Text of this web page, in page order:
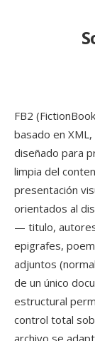
FB2
basado en
diseñado para
limpia del
presentación
orientados al
— titulo,
epigrafes,
adjuntos
de un único
estructural
control total
archivo se